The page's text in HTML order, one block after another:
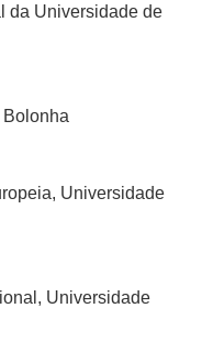
da Universidade de
Universidade
Universidade